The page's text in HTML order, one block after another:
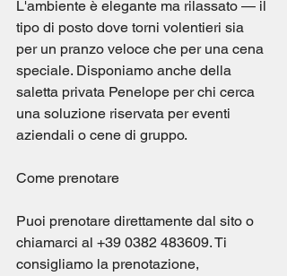
L'ambiente è elegante ma rilassato — il
tipo di posto dove torni volentieri sia
per un pranzo veloce che per una cena
speciale. Disponiamo anche della
saletta privata Penelope per chi cerca
una soluzione riservata per eventi
aziendali o cene di gruppo.
Come prenotare
Puoi prenotare direttamente dal sito o
chiamarci al +39 0382 483609. Ti
consigliamo la prenotazione,